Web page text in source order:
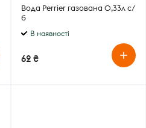
Вода Perrier газована 0,33л с/
б
В наявності
62 ₴